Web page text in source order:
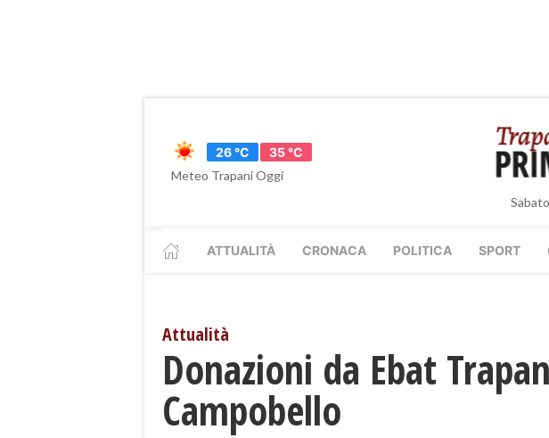
26 °C
35 °C
Meteo Trapani Oggi
ATTUALITÀ CRONACA POLITICA SPORT
Attualità
Donazioni da Ebat
Campobello